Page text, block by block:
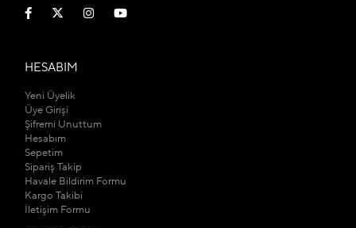
HESABIM
Yeni Üyelik
Üye Girişi
Şifremi Unuttum
Hesabım
Sepetim
Sipariş Takip
Havale Bildirim Formu
Kargo Takibi
İletişim Formu